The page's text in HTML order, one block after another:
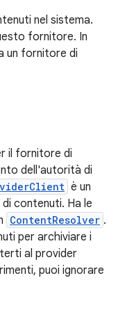
nel sistema.
fornitore. In
un fornitore di
il fornitore di
dell'autorità di
è un
contenuti. Ha le
ContentResolver .
per archiviare i
al provider
puoi ignorare